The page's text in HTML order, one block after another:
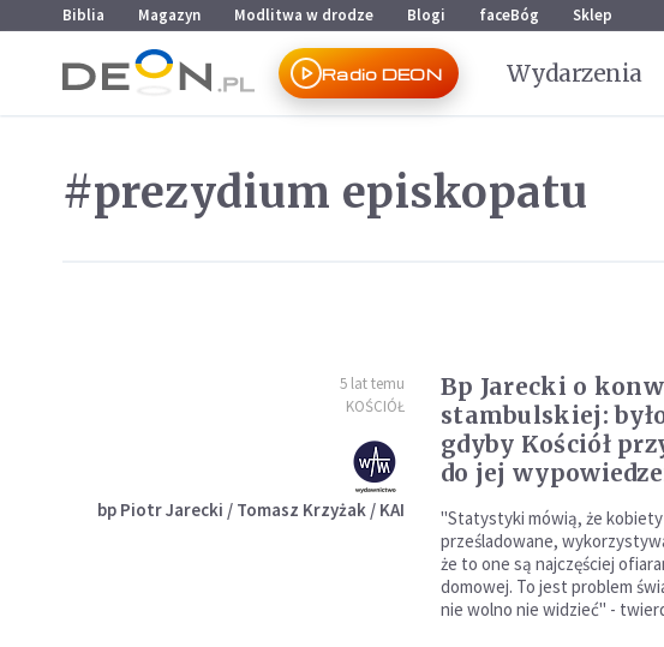
Przejdź do menu głównego
Przejdź do treści
Biblia Magazyn Modlitwa w drodze Blogi faceBóg Sklep
Radio DEON Wydarzenia
#prezydium episkopatu
5 lat temu
KOŚCIÓŁ
bp Piotr Jarecki / Tomasz Krzyżak / KAI
Bp Jarecki o
stambulskiej:
gdyby Kościół
do jej
"Statystyki mówią, że
prześladowane,
że to one są najczęściej
domowej. To jest problem
nie wolno nie widzieć" -